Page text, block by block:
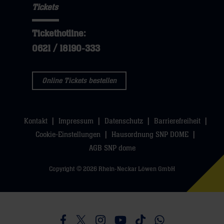
sie
dann
hier
öffnen,
dann
klicken
sie
Tickets
Tickethotline:
0621 / 18190-333
Online Tickets bestellen
Kontakt Impressum Datenschutz
Barrierefreiheit
Cookie-Einstellungen
Hausordnung SNP DOME
AGB SNP dome
Copyright © 2026 Rhein-Neckar Löwen GmbH